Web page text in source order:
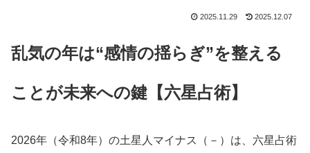
2025.11.29 2025.12.07
乱気の年は“感情の揺らぎ”を整える
ことが未来への鍵【六星占術】
2026年（令和8年）の土星人マイナス（－）は、六星占術